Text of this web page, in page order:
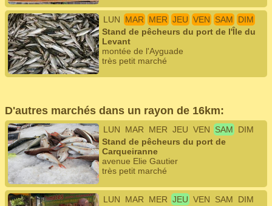
LUN MAR MER JEU VEN SAM
DIM
Stand de pêcheurs du port de l'Île du
Levant
montée de l'Ayguade
très petit marché
D'autres marchés dans un rayon de 16km:
LUN MAR MER JEU VEN SAM
DIM
Stand de pêcheurs du port de
Carqueiranne
avenue Elie Gautier
très petit marché
LUN MAR MER JEU VEN SAM
DIM